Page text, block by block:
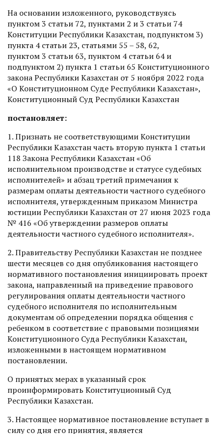
На основании изложенного, руководствуясь
пунктом 3 статьи 72, пунктами 2 и 3 статьи 74
Конституции Республики Казахстан, подпунктом 3)
пункта 4 статьи 23, статьями 55 – 58, 62,
пунктом 3 статьи 63, пунктом 4 статьи 64 и
подпунктом 2) пункта 1 статьи 65 Конституционного
закона Республики Казахстан от 5 ноября 2022 года
«О Конституционном Суде Республики Казахстан»,
Конституционный Суд Республики Казахстан
постановляет:
1. Признать не соответствующими Конституции
Республики Казахстан часть вторую пункта 1 статьи
118 Закона Республики Казахстан «Об
исполнительном производстве и статусе судебных
исполнителей» и абзац третий примечания к
размерам оплаты деятельности частного судебного
исполнителя, утвержденным приказом Министра
юстиции Республики Казахстан от 27 июня 2023 года
№ 416 «Об утверждении размеров оплаты
деятельности частного судебного исполнителя».
2. Правительству Республики Казахстан не позднее
шести месяцев со дня опубликования настоящего
нормативного постановления инициировать проект
закона, направленный на приведение правового
регулирования оплаты деятельности частного
судебного исполнителя по исполнительным
документам об определении порядка общения с
ребенком в соответствие с правовыми позициями
Конституционного Суда Республики Казахстан,
изложенными в настоящем нормативном
постановлении.
О принятых мерах в указанный срок
проинформировать Конституционный Суд
Республики Казахстан.
3. Настоящее нормативное постановление вступает в
силу со дня его принятия, является